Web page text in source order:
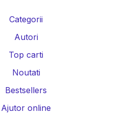
Categorii
Autori
Top carti
Noutati
Bestsellers
Ajutor online